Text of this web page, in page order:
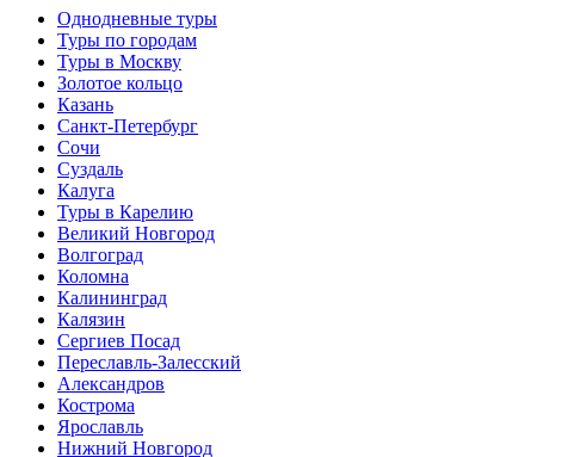
Однодневные туры
Туры по городам
Туры в Москву
Золотое кольцо
Казань
Санкт-Петербург
Сочи
Суздаль
Калуга
Туры в Карелию
Великий Новгород
Волгоград
Коломна
Калининград
Калязин
Сергиев Посад
Переславль-Залесский
Александров
Кострома
Ярославль
Нижний Новгород